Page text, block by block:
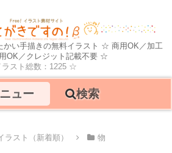
かい手描きの無料イラスト ☆ 商用OK／加工
OK／クレジット記載不要 ☆
ラスト総数：1225 ☆
ュー 検索
ラスト（新着順） 物